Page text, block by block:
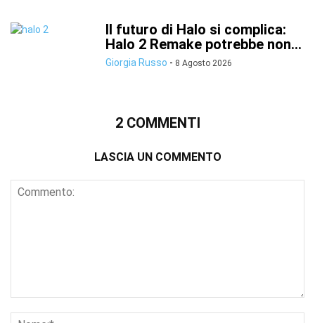
Il futuro di Halo si complica:
Halo 2 Remake potrebbe non...
Giorgia Russo - 8 Agosto 2026
2 COMMENTI
LASCIA UN COMMENTO